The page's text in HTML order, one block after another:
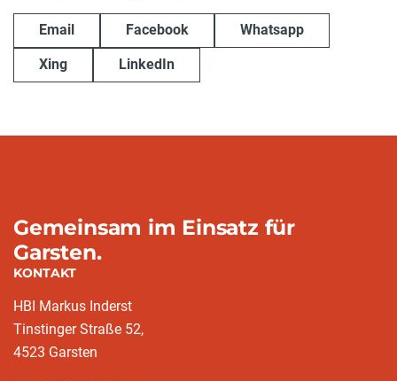
Email Facebook Whatsapp
Xing LinkedIn
Gemeinsam im Einsatz für
Garsten.
KONTAKT
HBI Markus Inderst
Tinstinger Straße 52,
4523 Garsten